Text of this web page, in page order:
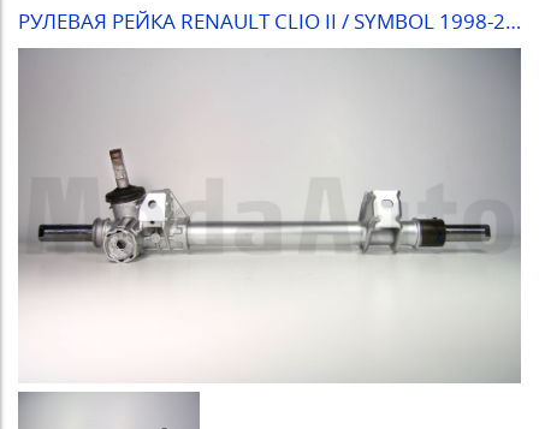
РУЛЕВАЯ РЕЙКА RENAULT CLIO II / SYMBOL 1998-2008